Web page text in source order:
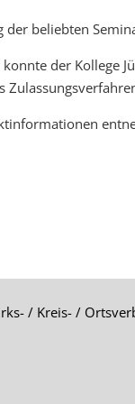
der beliebten
der Kollege
/ Kreis- /